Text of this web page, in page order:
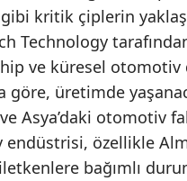
kritik çiplerin
Technology
ve küresel
göre, üretimde
Asya’daki otomotiv
özellikle
bağımlı